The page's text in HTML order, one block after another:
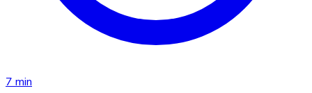
7 min